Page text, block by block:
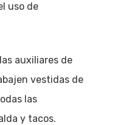
uso de
auxiliares de
vestidas de
las
y tacos.